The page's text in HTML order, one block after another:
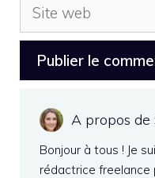
Site
web
A propos de
Bonjour à tous ! Je
rédactrice freelance